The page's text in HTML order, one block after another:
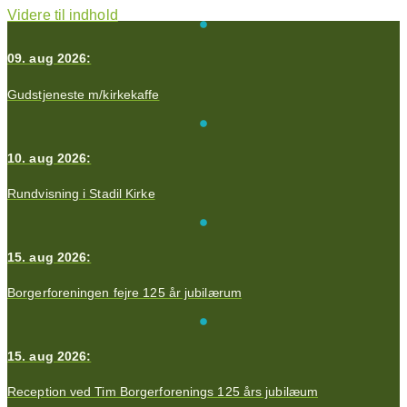
Videre til indhold
09. aug 2026:
Gudstjeneste m/kirkekaffe
10. aug 2026:
Rundvisning i Stadil Kirke
15. aug 2026:
Borgerforeningen fejre 125 år jubilærum
15. aug 2026:
Reception ved Tim Borgerforenings 125 års jubilæum